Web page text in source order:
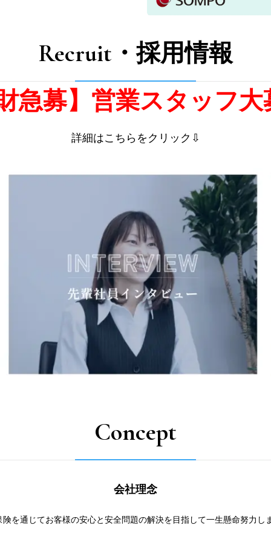
Recruit・採用情報
急募】営業スタッフ大
詳細はこちらをクリック⇩
Concept
会社理念
険を通じてお客様の安心と安全問題の解決を目指して一生懸命努力し